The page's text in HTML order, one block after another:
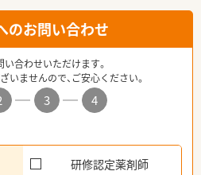
のお問い合わせ
合わせいただけます。
いませんので、ご安心ください。
3
4
研修認定薬剤師